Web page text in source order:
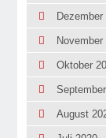
Dezember
November
Oktober
August